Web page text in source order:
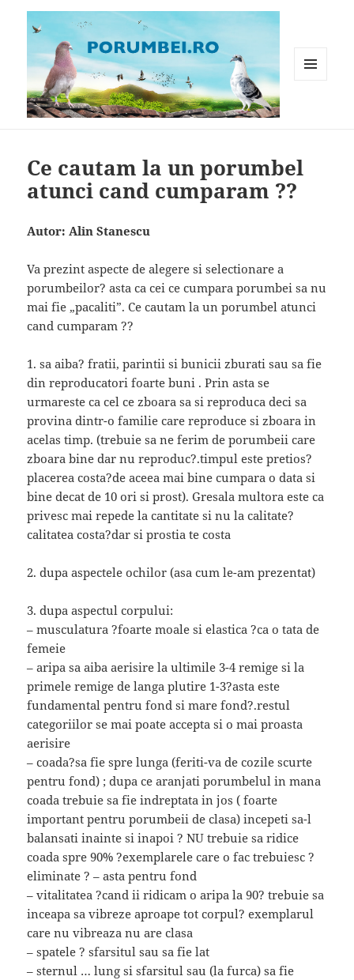
Ce cautam la un porumbel
atunci cand cumparam ??
Autor: Alin Stanescu
Va prezint aspecte de alegere si selectionare a
porumbeilor? asta ca cei ce cumpara porumbei sa nu
mai fie „pacaliti”. Ce cautam la un porumbel atunci
cand cumparam ??
1. sa aiba? fratii, parintii si bunicii zburati sau sa fie
din reproducatori foarte buni . Prin asta se
urmareste ca cel ce zboara sa si reproduca deci sa
provina dintr-o familie care reproduce si zboara in
acelas timp. (trebuie sa ne ferim de porumbeii care
zboara bine dar nu reproduc?.timpul este pretios?
placerea costa?de aceea mai bine cumpara o data si
bine decat de 10 ori si prost). Gresala multora este ca
privesc mai repede la cantitate si nu la calitate?
calitatea costa?dar si prostia te costa
2. dupa aspectele ochilor (asa cum le-am prezentat)
3. dupa aspectul corpului:
– musculatura ?foarte moale si elastica ?ca o tata de
femeie
– aripa sa aiba aerisire la ultimile 3-4 remige si la
primele remige de langa plutire 1-3?asta este
fundamental pentru fond si mare fond?.restul
categoriilor se mai poate accepta si o mai proasta
aerisire
– coada?sa fie spre lunga (feriti-va de cozile scurte
pentru fond) ; dupa ce aranjati porumbelul in mana
coada trebuie sa fie indreptata in jos ( foarte
important pentru porumbeii de clasa) incepeti sa-l
balansati inainte si inapoi ? NU trebuie sa ridice
coada spre 90% ?exemplarele care o fac trebuiesc ?
eliminate ? – asta pentru fond
– vitalitatea ?cand ii ridicam o aripa la 90? trebuie sa
inceapa sa vibreze aproape tot corpul? exemplarul
care nu vibreaza nu are clasa
– spatele ? sfarsitul sau sa fie lat
– sternul … lung si sfarsitul sau (la furca) sa fie